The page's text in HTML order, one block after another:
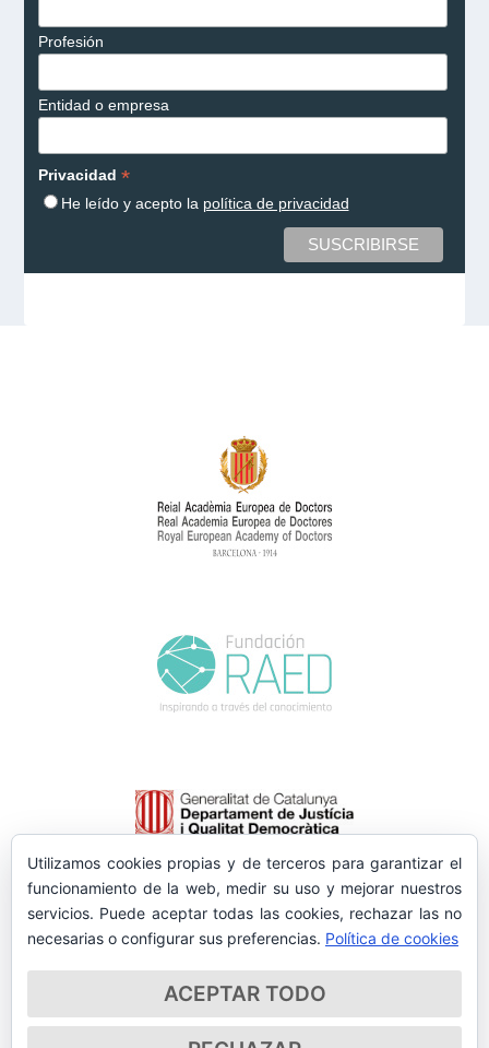
Profesión
Entidad o empresa
Privacidad *
He leído y acepto la política de privacidad
Utilizamos cookies propias y de terceros para garantizar el
funcionamiento de la web, medir su uso y mejorar nuestros
servicios. Puede aceptar todas las cookies, rechazar las no
necesarias o configurar sus preferencias. Política de cookies
ACEPTAR TODO